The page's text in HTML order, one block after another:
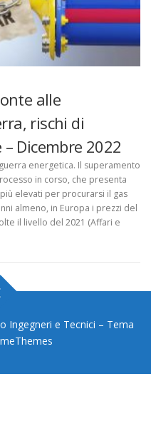
alle
rischi di
Dicembre 2022
energetica. Il superamento
in corso, che presenta
elevati per procurarsi il gas
almeno, in Europa i prezzi del
il livello del 2021 (Affari e
Ingegneri e Tecnici – Tema